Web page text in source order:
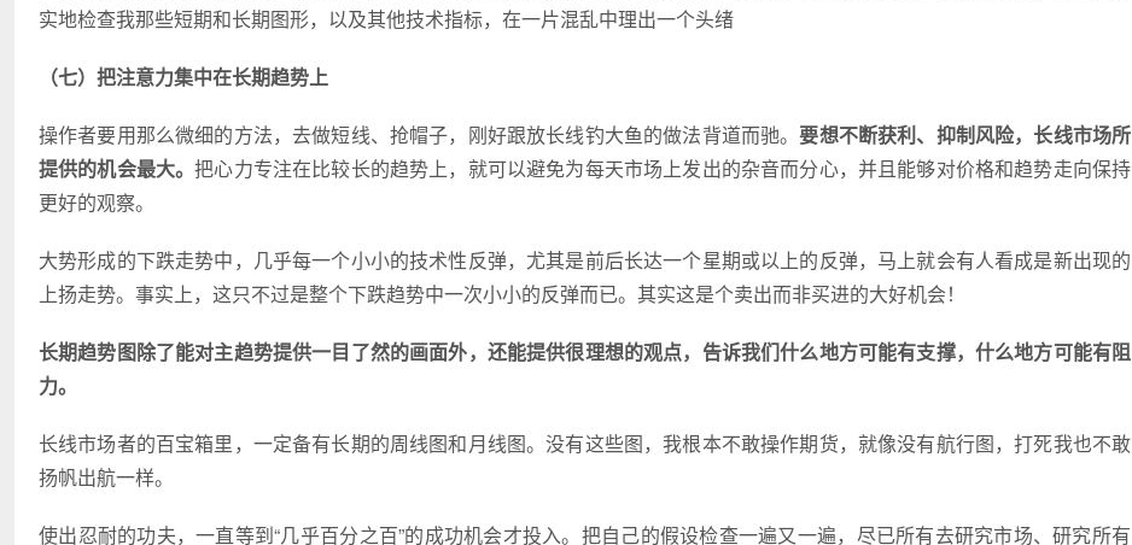
实地检查我那些短期和长期图形，以及其他技术指标，在一片混乱中理出一个头绪
（七）把注意力集中在长期趋势上
操作者要用那么微细的方法，去做短线、抢帽子，刚好跟放长线钓大鱼的做法背道而驰。要想不断获利、抑制风险，长线市场所
提供的机会最大。把心力专注在比较长的趋势上，就可以避免为每天市场上发出的杂音而分心，并且能够对价格和趋势走向保持
更好的观察。
大势形成的下跌走势中，几乎每一个小小的技术性反弹，尤其是前后长达一个星期或以上的反弹，马上就会有人看成是新出现的
上扬走势。事实上，这只不过是整个下跌趋势中一次小小的反弹而已。其实这是个卖出而非买进的大好机会！
长期趋势图除了能对主趋势提供一目了然的画面外，还能提供很理想的观点，告诉我们什么地方可能有支撑，什么地方可能有阻
力。
长线市场者的百宝箱里，一定备有长期的周线图和月线图。没有这些图，我根本不敢操作期货，就像没有航行图，打死我也不敢
扬帆出航一样。
使出忍耐的功夫，一直等到“几乎百分之百”的成功机会才投入。把自己的假设检查一遍又一遍，尽已所有去研究市场、研究所有